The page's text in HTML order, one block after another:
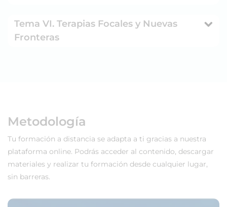
Tema VI. Terapias Focales y Nuevas
Fronteras
Metodología
Tu formación a distancia se adapta a ti gracias a nuestra
plataforma online. Podrás acceder al contenido, descargar
materiales y realizar tu formación desde cualquier lugar,
sin barreras.